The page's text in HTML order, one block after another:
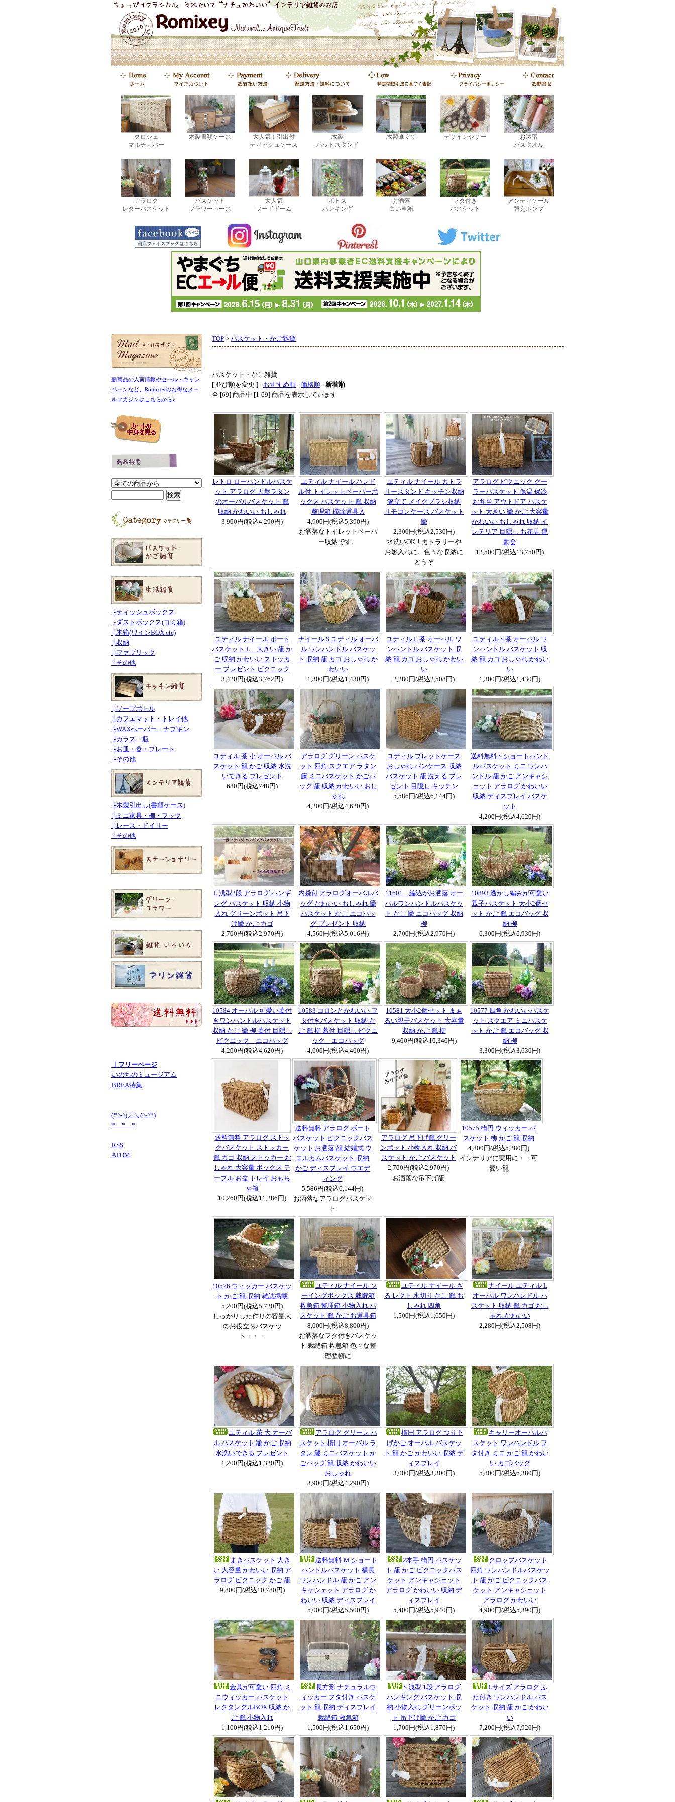
クロシェ
マルチカバー
木製書類ケース
大人気！引出付
ティッシュケース
木製
ハットスタンド
木製傘立て デザインシザー
お洒落
バスタオル
アラログ
レターバスケット
バスケット
フラワーベース
大人気
フードドーム
ポトス
ハンキング
お洒落
白い重箱
フタ付き
バスケット
アンティケール
替えポンプ
TOP > バスケット・かご雑貨
バスケット・かご雑貨
[ 並び順を変更 ] - おすすめ順 - 価格順 - 新着順
全 [69] 商品中 [1-69] 商品を表示しています
レトロ ローハンドルバスケ
ット アラログ 天然ラタン
のオーバルバスケット 籠
収納 かわいい おしゃれ
3,900円(税込4,290円)
ユティル ナイール ハンド
ル付 トイレットペーパーボ
ックス バスケット 籠 収納
整理箱 掃除道具入
4,900円(税込5,390円)
お洒落なトイレットペーパ
ー収納です。
ユティル ナイール カトラ
リースタンド キッチン収納
箸立て メイクブラシ収納
リモコンケース バスケット
籠
2,300円(税込2,530円)
水洗いOK！カトラリーや
お箸入れに。色々な収納に
どうぞ
アラログ ピクニック クー
ラーバスケット 保温 保冷
お弁当 アウトドア バスケ
ット 大きい 籠 かご 大容量
かわいい おしゃれ 収納 イ
ンテリア 目隠し お花見 運
動会
12,500円(税込13,750円)
ユティル ナイール ボート
バスケット L 大きい 籠 か
ご 収納 かわいい ストッカ
ー プレゼント ピクニック
3,420円(税込3,762円)
ナイール S ユティル オーバ
ル ワンハンドル バスケッ
ト 収納 籠 カゴ おしゃれ か
わいい
1,300円(税込1,430円)
ユティル L 茶 オーバル ワ
ンハンドル バスケット 収
納 籠 カゴ おしゃれ かわい
い
2,280円(税込2,508円)
ユティル S 茶 オーバル ワ
ンハンドル バスケット 収
納 籠 カゴ おしゃれ かわい
い
1,300円(税込1,430円)
ユティル 茶 小 オーバル バ
スケット 籠 かご 収納 水洗
いできる プレゼント
680円(税込748円)
アラログ グリーン バスケ
ット 四角 スクエア ラタン
籐 ミニバスケット かごバ
ッグ 籠 収納 かわいい おし
ゃれ
4,200円(税込4,620円)
ユティル ブレッドケース
おしゃれ パンケース 収納
バスケット 籠 洗える プレ
ゼント 目隠し キッチン
5,586円(税込6,144円)
送料無料 S ショートハンド
ルバスケット ミニ ワンハ
ンドル 籠 かご アンキャシ
ェット アラログ かわいい
収納 ディスプレイ バスケ
ット
4,200円(税込4,620円)
L 浅型2段 アラログ ハンギ
ング バスケット 収納 小物
入れ グリーンポット 吊下
げ籠 かご カゴ
2,700円(税込2,970円)
内袋付 アラログオーバルバ
ッグ かわいい おしゃれ 籠
バスケット かご エコバッ
グ プレゼント 収納
4,560円(税込5,016円)
11601 編込がお洒落 オー
バルワンハンドルバスケッ
ト かご 籠 エコバッグ 収納
柳
2,700円(税込2,970円)
10893 透かし編みが可愛い
親子バスケット 大小2個セ
ット かご 籠 エコバッグ 収
納 柳
6,300円(税込6,930円)
10584 オーバル 可愛い蓋付
きワンハンドルバスケット
収納 かご 籠 柳 蓋付 目隠し
ピクニック エコバッグ
4,200円(税込4,620円)
10583 コロンとかわいい フ
タ付きバスケット 収納 か
ご 籠 柳 蓋付 目隠し ピクニ
ック エコバッグ
4,000円(税込4,400円)
10581 大小2個セット まぁ
るい親子バスケット 大容量
収納 かご 籠 柳
9,400円(税込10,340円)
10577 四角 かわいいバスケ
ット スクエア ミニバスケ
ット かご 籠 エコバッグ 収
納 柳
3,300円(税込3,630円)
送料無料 アラログ ストッ
クバスケット ストッカー
籠 カゴ 収納 ストッカー お
しゃれ 大容量 ボックス テ
ーブル お盆 トレイ おもち
ゃ箱
10,260円(税込11,286円)
送料無料 アラログ ボート
バスケット ピクニックバス
ケット お洒落 籠 結婚式 ウ
エルカムバスケット 収納
かご ディスプレイ ウエデ
ィング
5,586円(税込6,144円)
お洒落なアラログバスケッ
ト
アラログ 吊下げ籠 グリー
ンポット 小物入れ 収納 バ
スケット かご バスケット
2,700円(税込2,970円)
お洒落な吊下げ籠
10575 楕円 ウィッカー バ
スケット 柳 かご 籠 収納
4,800円(税込5,280円)
インテリアに実用に・・可
愛い籠
10576 ウィッカー バスケッ
ト かご 籠 収納 雑誌掲載
5,200円(税込5,720円)
しっかりした作りの容量大
のお役立ちバスケッ
ト・・・
ユティル ナイール ソ
ーイングボックス 裁縫箱
救急箱 整理箱 小物入れ バ
スケット 籠 かご お道具箱
8,000円(税込8,800円)
お洒落なフタ付きバスケッ
ト 裁縫箱 救急箱 色々な整
理整頓に
ユティル ナイール ざ
る レクト 水切り かご 籠 お
しゃれ 四角
1,500円(税込1,650円)
ナイール ユティル L
オーバル ワンハンドル バ
スケット 収納 籠 カゴ おし
ゃれ かわいい
2,280円(税込2,508円)
ユティル 茶 大 オーバ
ル バスケット 籠 かご 収納
水洗いできる プレゼント
1,200円(税込1,320円)
アラログ グリーン バ
スケット 楕円 オーバル ラ
タン 籐 ミニバスケット か
ごバッグ 籠 収納 かわいい
おしゃれ
3,900円(税込4,290円)
楕円 アラログ つり下
げかご オーバル バスケッ
ト 籠 かご かわいい 収納 デ
ィスプレイ
3,000円(税込3,300円)
キャリーオーバルバ
スケット ワンハンドル フ
タ付き ミニ かご 籠 かわい
い カゴバッグ
5,800円(税込6,380円)
まきバスケット 大き
い 大容量 かわいい 収納 ア
ラログ ピクニック かご 籠
9,800円(税込10,780円)
送料無料 Ｍ ショート
ハンドルバスケット 横長
ワンハンドル 籠 かご アン
キャシェット アラログ か
わいい 収納 ディスプレイ
5,000円(税込5,500円)
2本手 楕円 バスケッ
ト 籠 かご ピクニックバス
ケット アンキャシェット
アラログ かわいい 収納 デ
ィスプレイ
5,400円(税込5,940円)
クロップバスケット
四角 ワンハンドルバスケッ
ト 籠 かご ピクニックバス
ケット アンキャシェット
アラログ かわいい
4,900円(税込5,390円)
金具が可愛い 四角 ミ
ニウィッカー バスケット
レクタングルBOX 収納 か
ご 籠 小物入れ
1,100円(税込1,210円)
長方形 ナチュラルウ
ィッカー フタ付き バスケ
ット 籠 収納 ディスプレイ
裁縫箱 救急箱
1,500円(税込1,650円)
S 浅型 1段 アラログ
ハンギング バスケット 収
納 小物入れ グリーンポッ
ト 吊下げ籠 かご カゴ
1,700円(税込1,870円)
Lサイズ アラログ ふ
た付き ワンハンドル バス
ケット 収納 籠 かご かわい
い
7,200円(税込7,920円)
新商品の入荷情報やセール・キャン
ペーンなど、Romixeyのお得なメー
ルマガジンはこちらから♪
├ティッシュボックス
├ダストボックス(ゴミ箱)
├木箱(ワインBOX etc)
├収納
├ファブリック
└その他
├ソープボトル
├カフェマット・トレイ他
├WAXペーパー・ナプキン
├ガラス・瓶
├お皿・器・プレート
└その他
├木製引出し(書類ケース)
├ミニ家具・棚・フック
├レース・ドイリー
└その他
｜フリーページ
いのちのミュージアム
BREA特集
(*^-^)／＼(^-^*)
* * *
RSS
ATOM